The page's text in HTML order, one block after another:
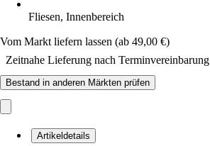
Fliesen, Innenbereich
Vom Markt liefern lassen (ab 49,00 €)
Zeitnahe Lieferung nach Terminvereinbarung
Bestand in anderen Märkten prüfen
Artikeldetails